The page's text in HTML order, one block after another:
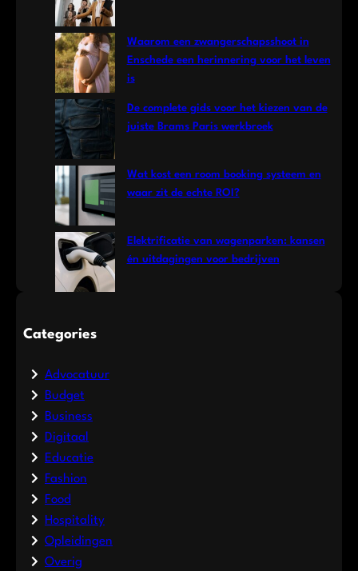
Waarom een zwangerschapsshoot in
Enschede een herinnering voor het leven
is
De complete gids voor het kiezen van de
juiste Brams Paris werkbroek
Wat kost een room booking systeem en
waar zit de echte ROI?
Elektrificatie van wagenparken: kansen
én uitdagingen voor bedrijven
Categories
Advocatuur
Budget
Business
Digitaal
Educatie
Fashion
Food
Hospitality
Opleidingen
Overig